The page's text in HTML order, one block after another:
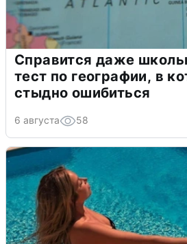
Справится даже
тест по географии, в
стыдно ошибиться
6 августа 58